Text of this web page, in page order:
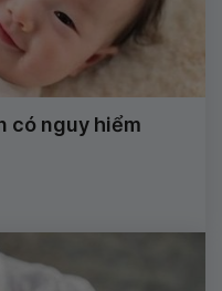
có nguy hiểm